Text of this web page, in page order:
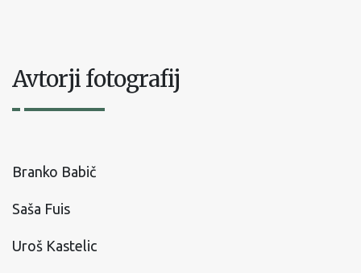
Avtorji fotografij
Branko Babič
Saša Fuis
Uroš Kastelic